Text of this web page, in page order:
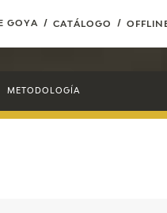
METODOLOGÍA
GOYA CATÁLOGO